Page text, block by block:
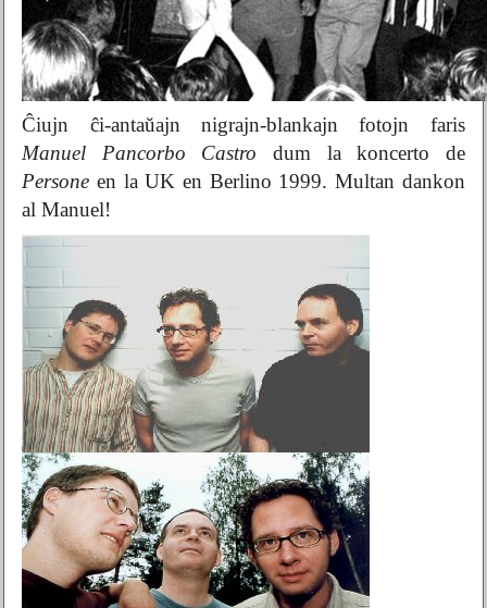
Ĉiujn ĉi-antaŭajn nigrajn-blankajn fotojn faris
Manuel Pancorbo Castro dum la koncerto de
Persone en la UK en Berlino 1999. Multan dankon
al Manuel!